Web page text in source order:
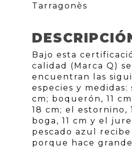
Tarragonès
Bajo esta
calidad (Marca Q) se
encuentran las
especies y medidas:
cm; boquerón, 11
18 cm; el estornino,
boga, 11 cm y el
pescado azul
porque hace